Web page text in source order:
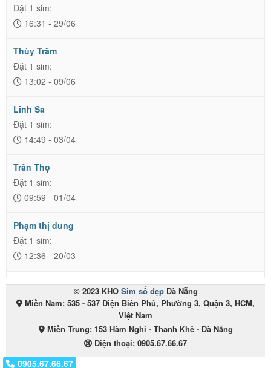
0917.01.01.01
0905.67.66.67
Đặt 1 sim:
16:31 - 29/06
Thùy Trâm
Đặt 1 sim:
13:02 - 09/06
Linh Sa
Đặt 1 sim:
14:49 - 03/04
Trần Thọ
Đặt 1 sim:
09:59 - 01/04
Phạm thị dung
Đặt 1 sim:
12:36 - 20/03
© 2023 KHO Sim số đẹpĐà Nẵng
Miền Nam: 535 - 537 Điện Biên Phủ, Phường 3, Quận 3, HCM,
Việt Nam
Miền Trung: 153 Hàm Nghi - Thanh Khê - Đà Nẵng
Điện thoại: 0905.67.66.67